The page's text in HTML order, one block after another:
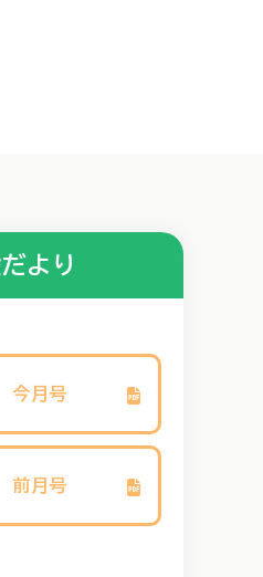
より
今月号
前月号